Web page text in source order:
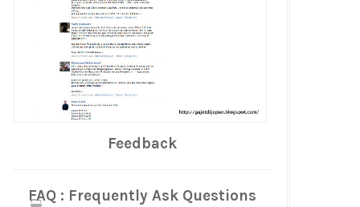
Feedback
FAQ : Frequently Ask Questions